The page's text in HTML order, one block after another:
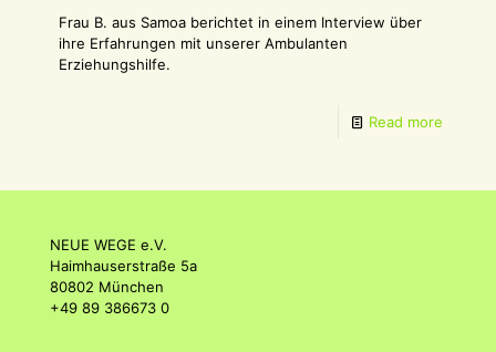
Frau B. aus Samoa berichtet in einem Interview über
ihre Erfahrungen mit unserer Ambulanten
Erziehungshilfe.
Read more
NEUE WEGE e.V.
Haimhauserstraße 5a
80802 München
+49 89 386673 0